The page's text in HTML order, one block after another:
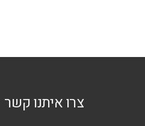
צרו איתנו קשר